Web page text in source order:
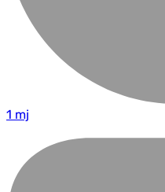
1 mj